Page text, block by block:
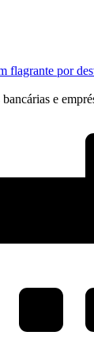
flagrante por
e